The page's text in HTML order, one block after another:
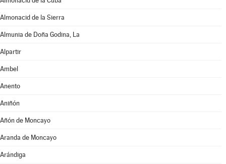
Almonacid de la Sierra
Almunia de Doña Godina, La
Alpartir
Ambel
Anento
Aniñón
Añón de Moncayo
Aranda de Moncayo
Arándiga